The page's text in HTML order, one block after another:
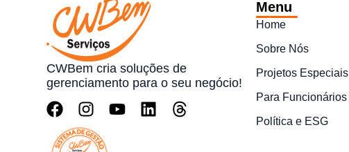
CWBem cria soluções de
gerenciamento para o seu negócio!
Menu
Home
Sobre Nós
Projetos Especiais
Para Funcionários
Política e ESG